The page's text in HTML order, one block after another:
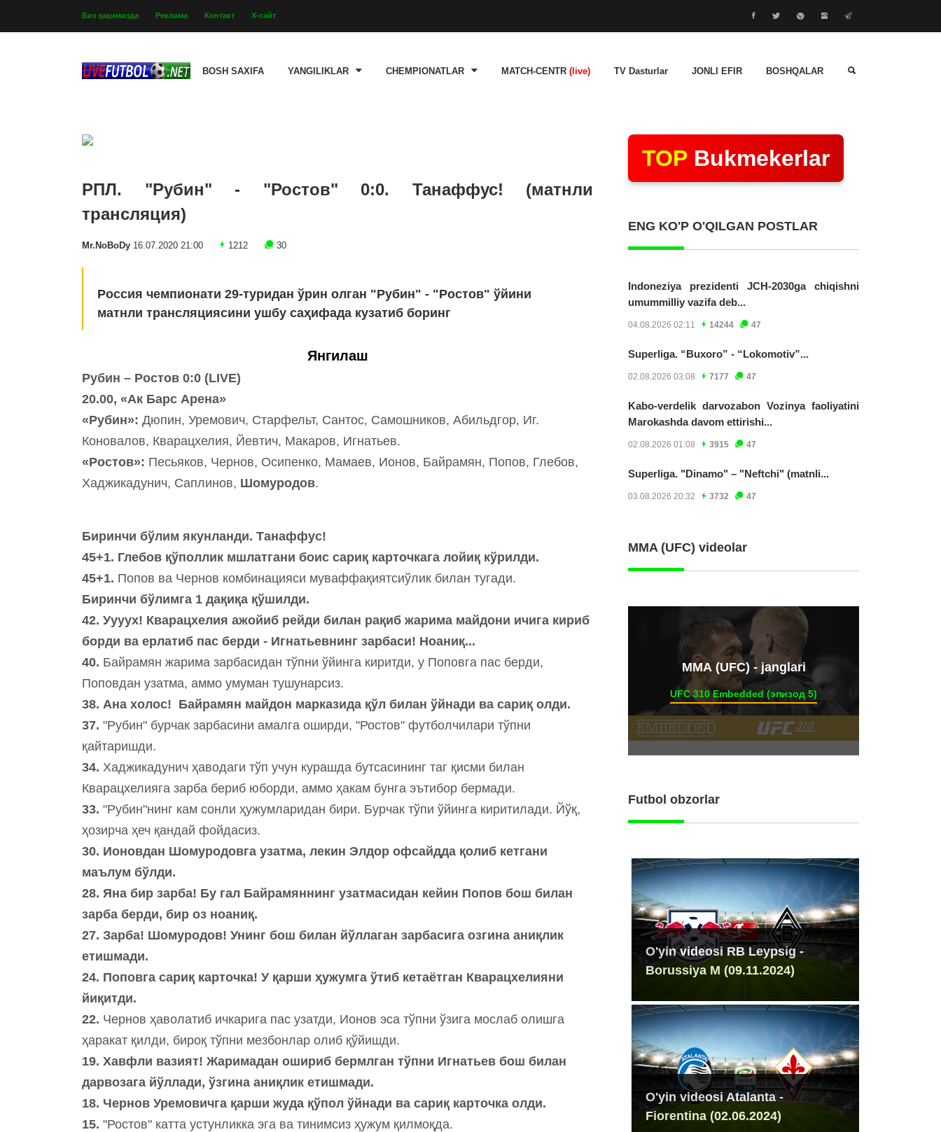
Биз ҳақимизда Реклама Контакт Х-сайт
BOSH SAXIFA YANGILIKLAR CHEMPIONATLAR MATCH-CENTR (live) TV Dasturlar JONLI EFIR BOSHQALAR
РПЛ. "Рубин" - "Ростов" 0:0. Танаффус! (матнли
трансляция)
Mr.NoBoDy 16.07.2020 21:00 1212 30
Россия чемпионати 29-туридан ўрин олган "Рубин" - "Ростов" ўйини
матнли трансляциясини ушбу саҳифада кузатиб боринг
Янгилаш
Рубин – Ростов 0:0 (LIVE)
20.00, «Ак Барс Арена»
«Рубин»: Дюпин, Уремович, Старфельт, Сантос, Самошников, Абильдгор, Иг.
Коновалов, Кварацхелия, Йевтич, Макаров, Игнатьев.
«Ростов»: Песьяков, Чернов, Осипенко, Мамаев, Ионов, Байрамян, Попов, Глебов,
Хаджикадунич, Саплинов, Шомуродов.
Биринчи бўлим якунланди. Танаффус!
45+1. Глебов қўполлик мшлатгани боис сариқ карточкага лойиқ кўрилди.
45+1. Попов ва Чернов комбинацияси муваффақиятсиўлик билан тугади.
Биринчи бўлимга 1 дақиқа қўшилди.
42. Уууух! Кварацхелия ажойиб рейди билан рақиб жарима майдони ичига кириб
борди ва ерлатиб пас берди - Игнатьевнинг зарбаси! Ноаниқ...
40. Байрамян жарима зарбасидан тўпни ўйинга киритди, у Поповга пас берди,
Поповдан узатма, аммо умуман тушунарсиз.
38. Ана холос! Байрамян майдон марказида қўл билан ўйнади ва сариқ олди.
37. "Рубин" бурчак зарбасини амалга оширди, "Ростов" футболчилари тўпни
қайтаришди.
34. Хаджикадунич ҳаводаги тўп учун курашда бутсасининг таг қисми билан
Кварацхелияга зарба бериб юборди, аммо ҳакам бунга эътибор бермади.
33. "Рубин"нинг кам сонли ҳужумларидан бири. Бурчак тўпи ўйинга киритилади. Йўқ,
ҳозирча ҳеч қандай фойдасиз.
30. Ионовдан Шомуродовга узатма, лекин Элдор офсайдда қолиб кетгани
маълум бўлди.
28. Яна бир зарба! Бу гал Байрамяннинг узатмасидан кейин Попов бош билан
зарба берди, бир оз ноаниқ.
27. Зарба! Шомуродов! Унинг бош билан йўллаган зарбасига озгина аниқлик
етишмади.
24. Поповга сариқ карточка! У қарши ҳужумга ўтиб кетаётган Кварацхелияни
йиқитди.
22. Чернов ҳаволатиб ичкарига пас узатди, Ионов эса тўпни ўзига мослаб олишга
ҳаракат қилди, бироқ тўпни мезбонлар олиб қўйишди.
19. Хавфли вазият! Жаримадан ошириб бермлган тўпни Игнатьев бош билан
дарвозага йўллади, ўзгина аниқлик етишмади.
18. Чернов Уремовичга қарши жуда қўпол ўйнади ва сариқ карточка олди.
15. "Ростов" катта устунликка эга ва тинимсиз ҳужум қилмоқда.
TOP Bukmekerlar
ENG KO'P O'QILGAN POSTLAR
Indoneziya prezidenti JCH-2030ga chiqishni
umummilliy vazifa deb...
04.08.2026 02:11 14244 47
Superliga. “Buxoro” - “Lokomotiv”...
02.08.2026 03:08 7177 47
Kabo-verdelik darvozabon Vozinya faoliyatini
Marokashda davom ettirishi...
02.08.2026 01:08 3915 47
Superliga. "Dinamo" – "Neftchi" (matnli...
03.08.2026 20:32 3732 47
MMA (UFC) videolar
ММА (UFC) - janglari
UFC 310 Embedded (эпизод 5)
Futbol obzorlar
O'yin videosi RB Leypsig -
Borussiya M (09.11.2024)
O'yin videosi Atalanta -
Fiorentina (02.06.2024)